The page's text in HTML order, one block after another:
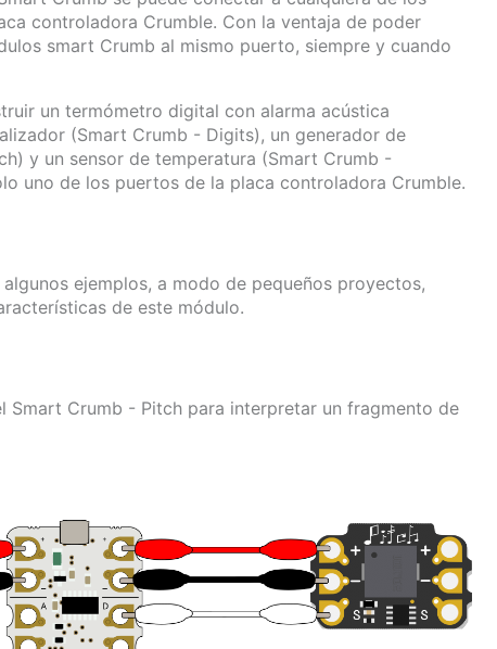
controladora Crumble. Con la ventaja de poder
smart Crumb al mismo puerto, siempre y cuando
un termómetro digital con alarma acústica
(Smart Crumb - Digits), un generador de
y un sensor de temperatura (Smart Crumb -
uno de los puertos de la placa controladora Crumble.
ejemplos, a modo de pequeños proyectos,
de este módulo.
Smart Crumb - Pitch para interpretar un fragmento de